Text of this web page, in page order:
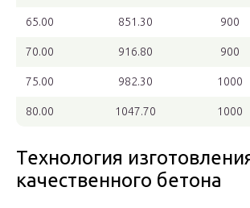
65.00 851.30 900
70.00 916.80 900
75.00 982.30 1000
80.00 1047.70 1000
Технология
качественного бетона